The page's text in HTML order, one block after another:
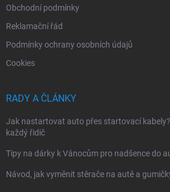
Obchodní podmínky
Reklamační řád
Podmínky ochrany osobních údajů
Cookies
RADY A ČLÁNKY
Jak nastartovat auto přes startovací
každý řidič
Tipy na dárky k Vánocům pro nadšence do
Návod, jak vyměnit stěrače na autě a